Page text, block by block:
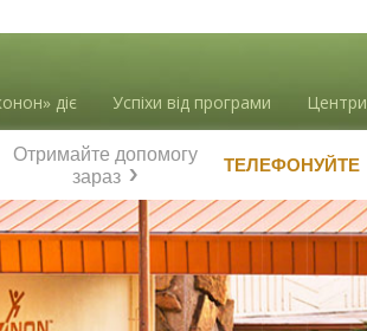
діє Успіхи від програми
ТЕЛЕФОНУЙТЕ
Отримайте допомогу
зараз